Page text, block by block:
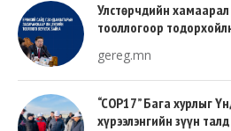
Улстөрчдийн
тооллогоор
gereg.mn
“COP17” Бага хурлыг
хүрээлэнгийн зүүн